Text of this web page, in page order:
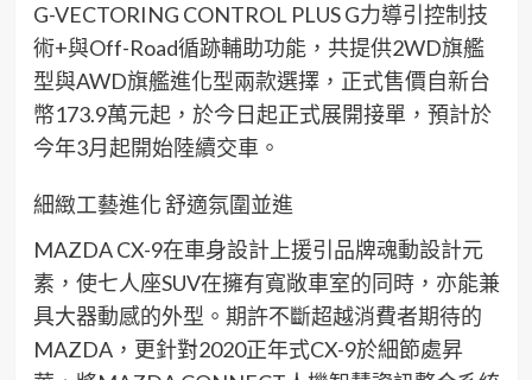
G-VECTORING CONTROL PLUS G力導引控制技
術+與Off-Road循跡輔助功能， 共提供2WD旗艦
型與AWD旗艦進化型兩款選擇， 正式售價自新台
幣173.9萬元起， 於今日起正式展開接單， 預計於
今年3月起開始陸續交車 。
細緻工藝進化舒適氛圍並進
MAZDA CX-9在車身設計上援引 品牌魂動設計元
素， 使七人座SUV在擁有寬敞車室的同時，亦能兼
具大器動感的外型 。 期許不斷超越消費者期待的
MAZDA， 更針對2020正年式CX-9於細節處昇